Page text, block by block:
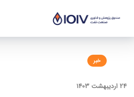
خبر
24 اردیبهشت 1403